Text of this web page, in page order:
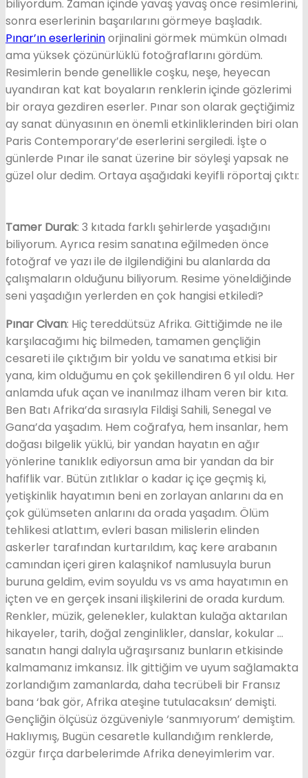
biliyordum. Zaman içinde yavaş yavaş önce resimlerini,
sonra eserlerinin başarılarını görmeye başladık.
Pınar’ın eserlerininorjinalini görmek mümkün olmadı
ama yüksek çözünürlüklü fotoğraflarını gördüm.
Resimlerin bende genellikle coşku, neşe, heyecan
uyandıran kat kat boyaların renklerin içinde gözlerimi
bir oraya gezdiren eserler. Pınar son olarak geçtiğimiz
ay sanat dünyasının en önemli etkinliklerinden biri olan
Paris Contemporary’de eserlerini sergiledi. İşte o
günlerde Pınar ile sanat üzerine bir söyleşi yapsak ne
güzel olur dedim. Ortaya aşağıdaki keyifli röportaj çıktı:
Tamer Durak: 3 kıtada farklı şehirlerde yaşadığını
biliyorum. Ayrıca resim sanatına eğilmeden önce
fotoğraf ve yazı ile de ilgilendiğini bu alanlarda da
çalışmaların olduğunu biliyorum. Resime yöneldiğinde
seni yaşadığın yerlerden en çok hangisi etkiledi?
Pınar Civan: Hiç tereddütsüz Afrika. Gittiğimde ne ile
karşılacağımı hiç bilmeden, tamamen gençliğin
cesareti ile çıktığım bir yoldu ve sanatıma etkisi bir
yana, kim olduğumu en çok şekillendiren 6 yıl oldu. Her
anlamda ufuk açan ve inanılmaz ilham veren bir kıta.
Ben Batı Afrika’da sırasıyla Fildişi Sahili, Senegal ve
Gana’da yaşadım. Hem coğrafya, hem insanlar, hem
doğası bilgelik yüklü, bir yandan hayatın en ağır
yönlerine tanıklık ediyorsun ama bir yandan da bir
hafiflik var. Bütün zıtlıklar o kadar iç içe geçmiş ki,
yetişkinlik hayatımın beni en zorlayan anlarını da en
çok gülümseten anlarını da orada yaşadım. Ölüm
tehlikesi atlattım, evleri basan milislerin elinden
askerler tarafından kurtarıldım, kaç kere arabanın
camından içeri giren kalaşnikof namlusuyla burun
buruna geldim, evim soyuldu vs vs ama hayatımın en
içten ve en gerçek insani ilişkilerini de orada kurdum.
Renkler, müzik, gelenekler, kulaktan kulağa aktarılan
hikayeler, tarih, doğal zenginlikler, danslar, kokular …
sanatın hangi dalıyla uğraşırsanız bunların etkisinde
kalmamanız imkansız. İlk gittiğim ve uyum sağlamakta
zorlandığım zamanlarda, daha tecrübeli bir Fransız
bana ‘bak gör, Afrika ateşine tutulacaksın’ demişti.
Gençliğin ölçüsüz özgüveniyle ‘sanmıyorum’ demiştim.
Haklıymış, Bugün cesaretle kullandığım renklerde,
özgür fırça darbelerimde Afrika deneyimlerim var.